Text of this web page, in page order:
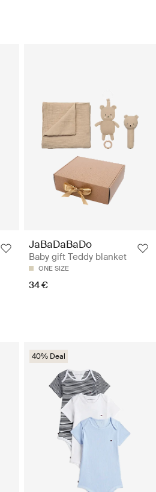
JaBaDaBaDo
Baby gift Teddy blanket
ONE SIZE
34 €
40% Deal